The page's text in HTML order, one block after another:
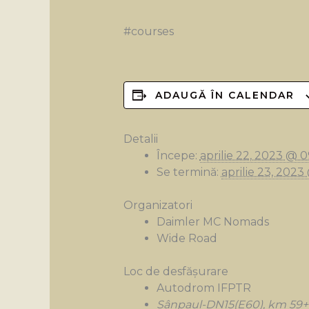
#courses
ADAUGĂ ÎN CALENDAR
Detalii
Începe: aprilie 22, 2023 @
Se termină: aprilie 23, 2023
Organizatori
Daimler MC Nomads
Wide Road
Loc de desfășurare
Autodrom IFPTR
Sânpaul-DN15(E60), km